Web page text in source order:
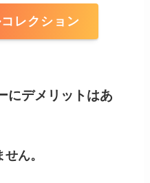
レクション
にデメリットはあ
ん。